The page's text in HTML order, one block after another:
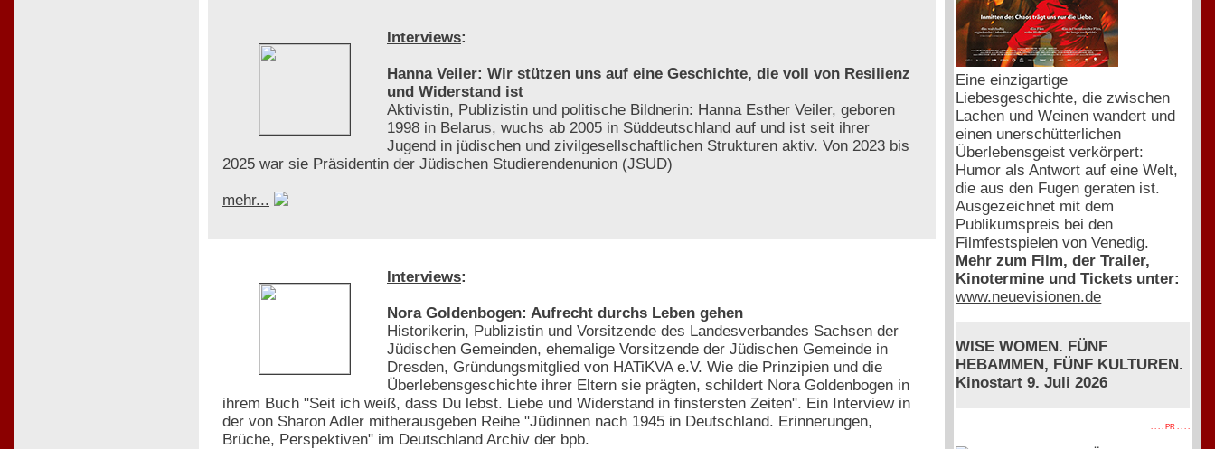
Interviews:
Hanna Veiler: Wir stützen uns auf eine Geschichte, die voll von Resilienz
und Widerstand ist
Aktivistin, Publizistin und politische Bildnerin: Hanna Esther Veiler, geboren
1998 in Belarus, wuchs ab 2005 in Süddeutschland auf und ist seit ihrer
Jugend in jüdischen und zivilgesellschaftlichen Strukturen aktiv. Von 2023 bis
2025 war sie Präsidentin der Jüdischen Studierendenunion (JSUD)
mehr...
Interviews:
Nora Goldenbogen: Aufrecht durchs Leben gehen
Historikerin, Publizistin und Vorsitzende des Landesverbandes Sachsen der
Jüdischen Gemeinden, ehemalige Vorsitzende der Jüdischen Gemeinde in
Dresden, Gründungsmitglied von HATiKVA e.V. Wie die Prinzipien und die
Überlebensgeschichte ihrer Eltern sie prägten, schildert Nora Goldenbogen in
ihrem Buch "Seit ich weiß, dass Du lebst. Liebe und Widerstand in finstersten Zeiten". Ein Interview in
der von Sharon Adler mitherausgeben Reihe "Jüdinnen nach 1945 in Deutschland. Erinnerungen,
Brüche, Perspektiven" im Deutschland Archiv der bpb.
Eine einzigartige
Liebesgeschichte, die zwischen
Lachen und Weinen wandert und
einen unerschütterlichen
Überlebensgeist verkörpert:
Humor als Antwort auf eine Welt,
die aus den Fugen geraten ist.
Ausgezeichnet mit dem
Publikumspreis bei den
Filmfestspielen von Venedig.
Mehr zum Film, der Trailer,
Kinotermine und Tickets unter:
www.neuevisionen.de
WISE WOMEN. FÜNF
HEBAMMEN, FÜNF KULTUREN.
Kinostart 9. Juli 2026
. . . . PR . . . .